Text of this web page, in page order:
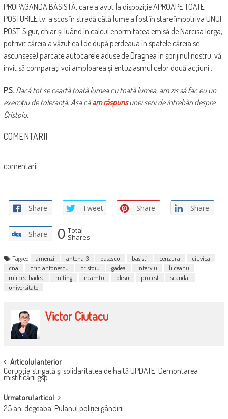
PROPAGANDA BĂSISTĂ, care a avut la dispoziţie APROAPE TOATE
POSTURILE tv, a scos în stradă câtă lume a fost în stare împotriva UNUI
POST. Sigur, chiar și luând în calcul enormitatea emisă de Narcisa Iorga,
potrivit căreia a văzut ea (de după perdeaua în spatele căreia se
ascunsese) parcate autocarele aduse de Dragnea în sprijinul nostru, vă
invit să comparaţi voi amploarea şi entuziasmul celor două acţiuni…
P.S. Dacă tot se ceartă toată lumea cu toată lumea, am zis să fac eu un
exercițiu de toleranță. Așa căam răspunsunei serii de întrebări despre
Cristoiu.
COMENTARII
comentarii
Share Tweet Share Share
Share 0 Total
Shares
Tagged amenzi antena 3 basescu basisti cenzura
ciuvica
cna
crin antonescu cristoiu gadea interviu
liiceanu
mircea badea
miting neamtu plesu protest
scandal
universitate
Victor Ciutacu
POST
NAVIGATION
Articolul anterior
Corupţia strigată şi solidaritatea de haită UPDATE: Demontarea
mistificării gsp
Urmatorul articol
25 ani degeaba. Pulanul poliției gândirii